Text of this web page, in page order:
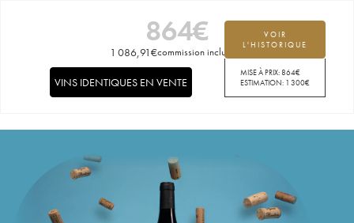
864€
1 086,91€commission incluse
VOIR
L'HISTORIQUE
MISE À PRIX:864€
ESTIMATION: 1 300€
VINS IDENTIQUES EN VENTE